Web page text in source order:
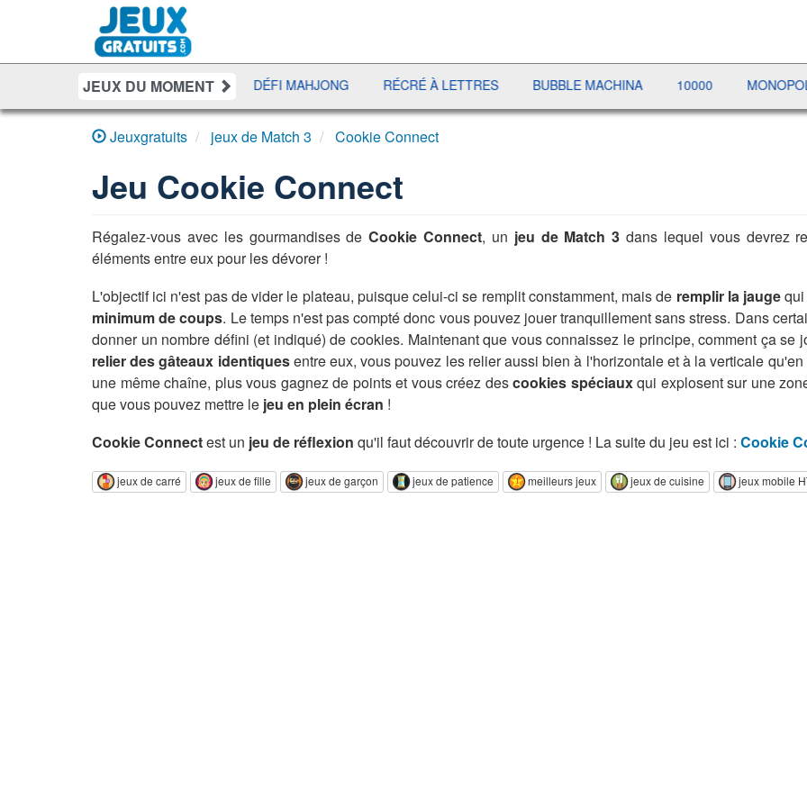
JEUX DU MOMENT
UNO DISCO DÉFI MAHJONG RÉCRÉ À LETTRES BUBBLE MACHINA 10000 MONOPOLY LIVE
Jeuxgratuits jeux de Match 3 Cookie Connect
Jeu Cookie Connect
Régalez-vous avec les gourmandises deCookie Connect, un jeu de Match 3 dans lequel vous devrez
éléments entre eux pour les dévorer !
L'objectif ici n'est pas de vider le plateau, puisque celui-ci se remplit constamment, mais de remplir la jauge
minimum de coups. Le temps n'est pas compté donc vous pouvez jouer tranquillement sans stress. Dans
donner un nombre défini (et indiqué) de cookies. Maintenant que vous connaissez le principe, comment ça se
relier des gâteaux identiquesentre eux, vous pouvez les relier aussi bien à l'horizontale et à la verticale
une même chaîne, plus vous gagnez de points et vous créez descookies spéciauxqui explosent sur une
que vous pouvez mettre le jeu en plein écran !
Cookie Connectest un jeu de réflexion qu'il faut découvrir de toute urgence ! La suite du jeu est ici : Cookie
jeux de carré jeux de fille jeux de garçon jeux de patience meilleurs jeux jeux de cuisine jeux mobile